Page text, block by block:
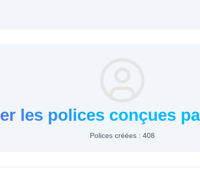
les polices conçues
Polices créées : 408